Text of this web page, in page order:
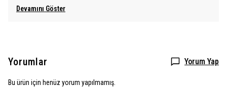
Devamını Göster
Yorumlar Yorum Yap
Bu ürün için henüz yorum yapılmamış.